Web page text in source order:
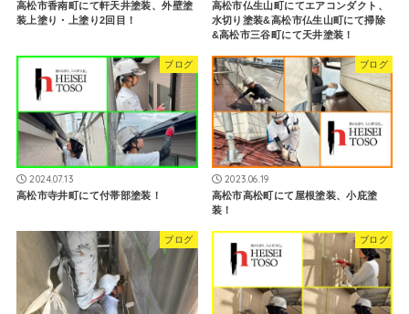
高松市香南町にて軒天井塗装、外壁塗
装上塗り・上塗り2回目！
高松市仏生山町にてエアコンダクト、
水切り塗装&高松市仏生山町にて掃除
&高松市三谷町にて天井塗装！
ブログ
2024.07.13
高松市寺井町にて付帯部塗装！
ブログ
2023.06.19
高松市高松町にて屋根塗装、小庇塗
装！
ブログ ブログ